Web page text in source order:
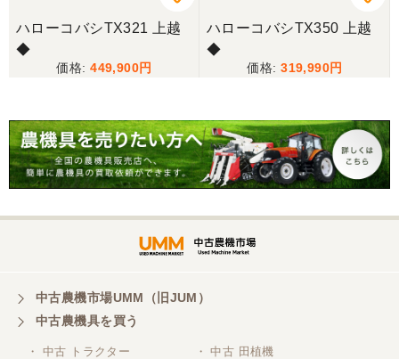
ハローコバシTX321 上越
◆
449,900
ハローコバシTX350 上越
◆
319,990
中古農機市場UMM（旧JUM）
中古農機具を買う
・ 中古 トラクター ・ 中古 田植機